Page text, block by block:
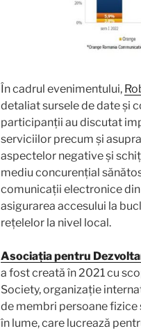
În cadrul evenimentului,
detaliat sursele de date și
participanții au discutat
serviciilor precum și
aspectelor negative și
mediu concurențial
comunicații electronice din
asigurarea accesului la
rețelelor la nivel local.
Asociația pentru
a fost creată în 2021 cu
Society, organizație
de membri persoane fizice
în lume, care lucrează